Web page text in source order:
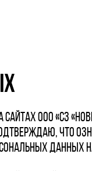
ООО «СЗ
что
данных